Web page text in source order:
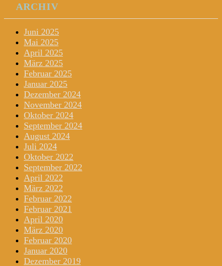
ARCHIV
Juni 2025
Mai 2025
April 2025
März 2025
Februar 2025
Januar 2025
Dezember 2024
November 2024
Oktober 2024
September 2024
August 2024
Juli 2024
Oktober 2022
September 2022
April 2022
März 2022
Februar 2022
Februar 2021
April 2020
März 2020
Februar 2020
Januar 2020
Dezember 2019